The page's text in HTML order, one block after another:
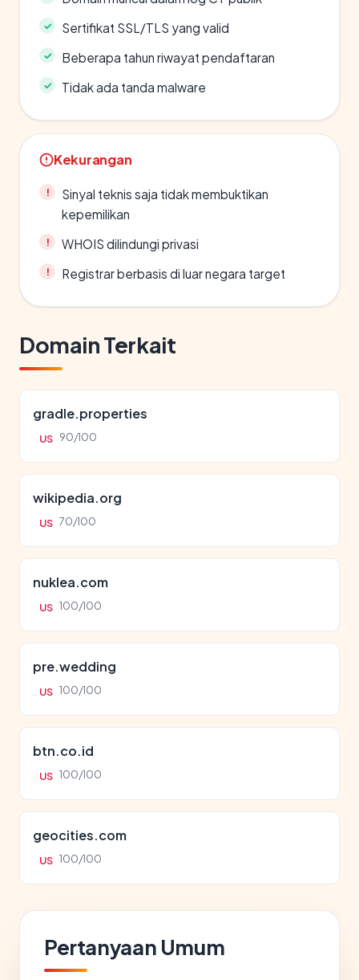
Sertifikat SSL/TLS yang valid
Beberapa tahun riwayat pendaftaran
Tidak ada tanda malware
Kekurangan
Sinyal teknis saja tidak membuktikan
kepemilikan
WHOIS dilindungi privasi
Registrar berbasis di luar negara target
Domain Terkait
gradle.properties
US 90/100
wikipedia.org
US 70/100
nuklea.com
US 100/100
pre.wedding
US 100/100
btn.co.id
US 100/100
geocities.com
US 100/100
Pertanyaan Umum